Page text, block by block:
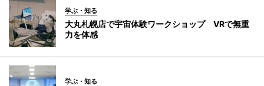
学ぶ・知る
大丸札幌店で宇宙体験ワークショップ VRで無重
力を体感
学ぶ・知る